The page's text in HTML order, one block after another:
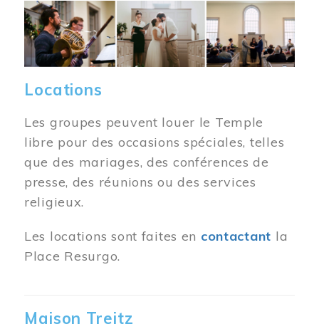
Image
Locations
Les groupes peuvent louer le Temple
libre pour des occasions spéciales, telles
que des mariages, des conférences de
presse, des réunions ou des services
religieux.
Les locations sont faites en contactant la
Place Resurgo.
Maison Treitz